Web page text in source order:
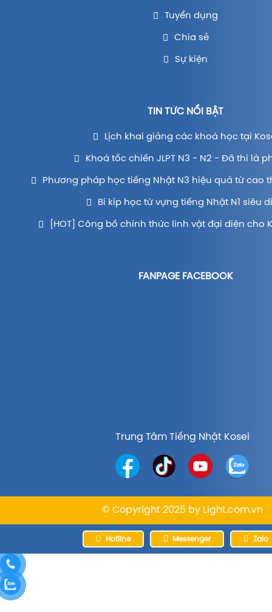
Tuyển dụng
Chia sẻ
Sự kiện
TIN TỨC NỔI BẬT
Lịch khai giảng các khoá học tại
Khoá tốc chiến JLPT N3 - N2 - Đã thi là
Phương pháp học tiếng Nhật N3 hiệu quả từ cao
Bí kíp học từ vựng tiếng Nhật N1 siêu
[HOT] Công bố chính thức linh vật đại diện cho
FANPAGE FACEBOOK
Trung Tâm Tiếng Nhật Kosei
© Copyright 2025 by Light.com.vn
Hotline Messenger Zalo